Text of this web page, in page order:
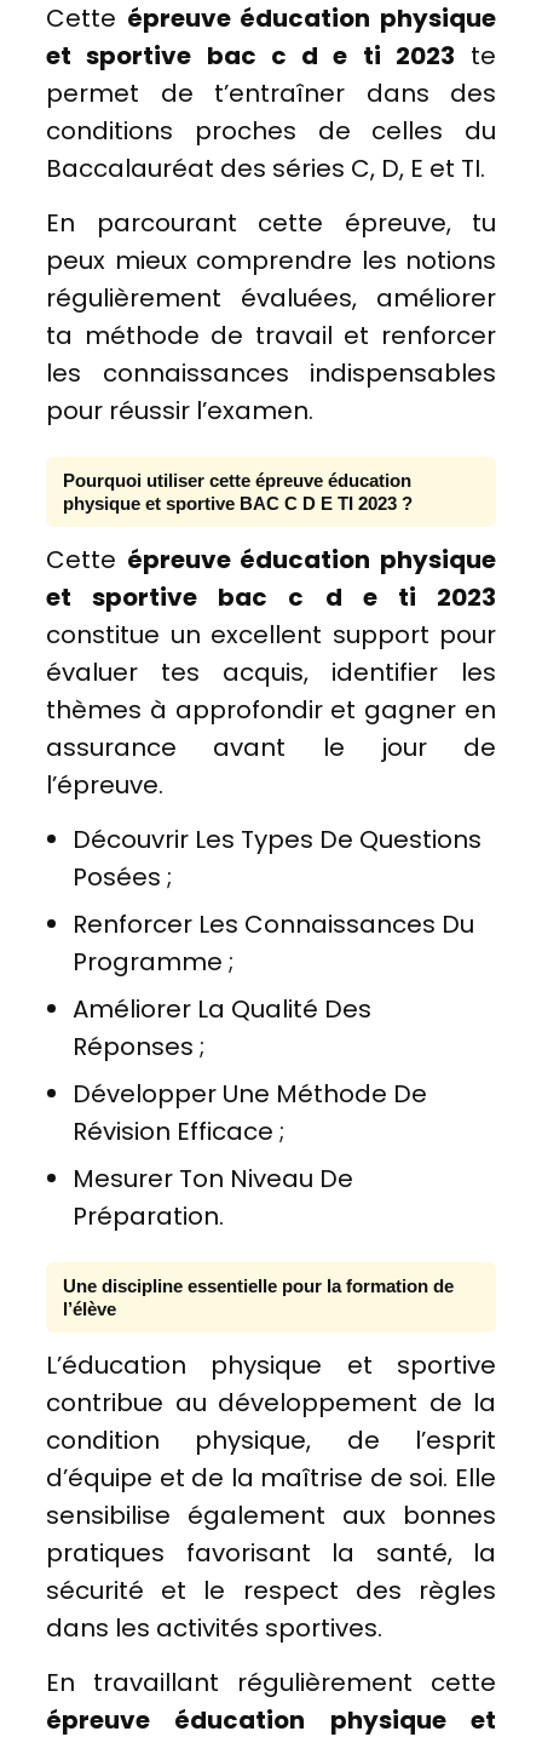
Cette épreuve éducation physique
et sportive bac c d e ti 2023 te
permet de t’entraîner dans des
conditions proches de celles du
Baccalauréat des séries C, D, E et TI.
En parcourant cette épreuve, tu
peux mieux comprendre les notions
régulièrement évaluées, améliorer
ta méthode de travail et renforcer
les connaissances indispensables
pour réussir l’examen.
Pourquoi utiliser cette épreuve éducation
physique et sportive BAC C D E TI 2023 ?
Cette épreuve éducation physique
et sportive bac c d e ti 2023
constitue un excellent support pour
évaluer tes acquis, identifier les
thèmes à approfondir et gagner en
assurance avant le jour de
l’épreuve.
Découvrir Les Types De Questions
Posées ;
Renforcer Les Connaissances Du
Programme ;
Améliorer La Qualité Des
Réponses ;
Développer Une Méthode De
Révision Efficace ;
Mesurer Ton Niveau De
Préparation.
Une discipline essentielle pour la formation de
l’élève
L’éducation physique et sportive
contribue au développement de la
condition physique, de l’esprit
d’équipe et de la maîtrise de soi. Elle
sensibilise également aux bonnes
pratiques favorisant la santé, la
sécurité et le respect des règles
dans les activités sportives.
En travaillant régulièrement cette
épreuve éducation physique et